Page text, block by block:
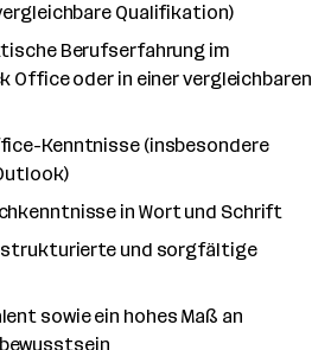
Qualifikation)
Berufserfahrung im
Office oder in einer vergleichbaren
Kenntnisse (insbesondere
in Wort und Schrift
und sorgfältige
sowie ein hohes Maß an